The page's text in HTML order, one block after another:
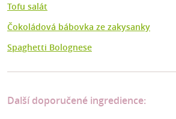
Tofu salát
Čokoládová bábovka ze zakysanky
Spaghetti Bolognese
Další doporučené ingredience: